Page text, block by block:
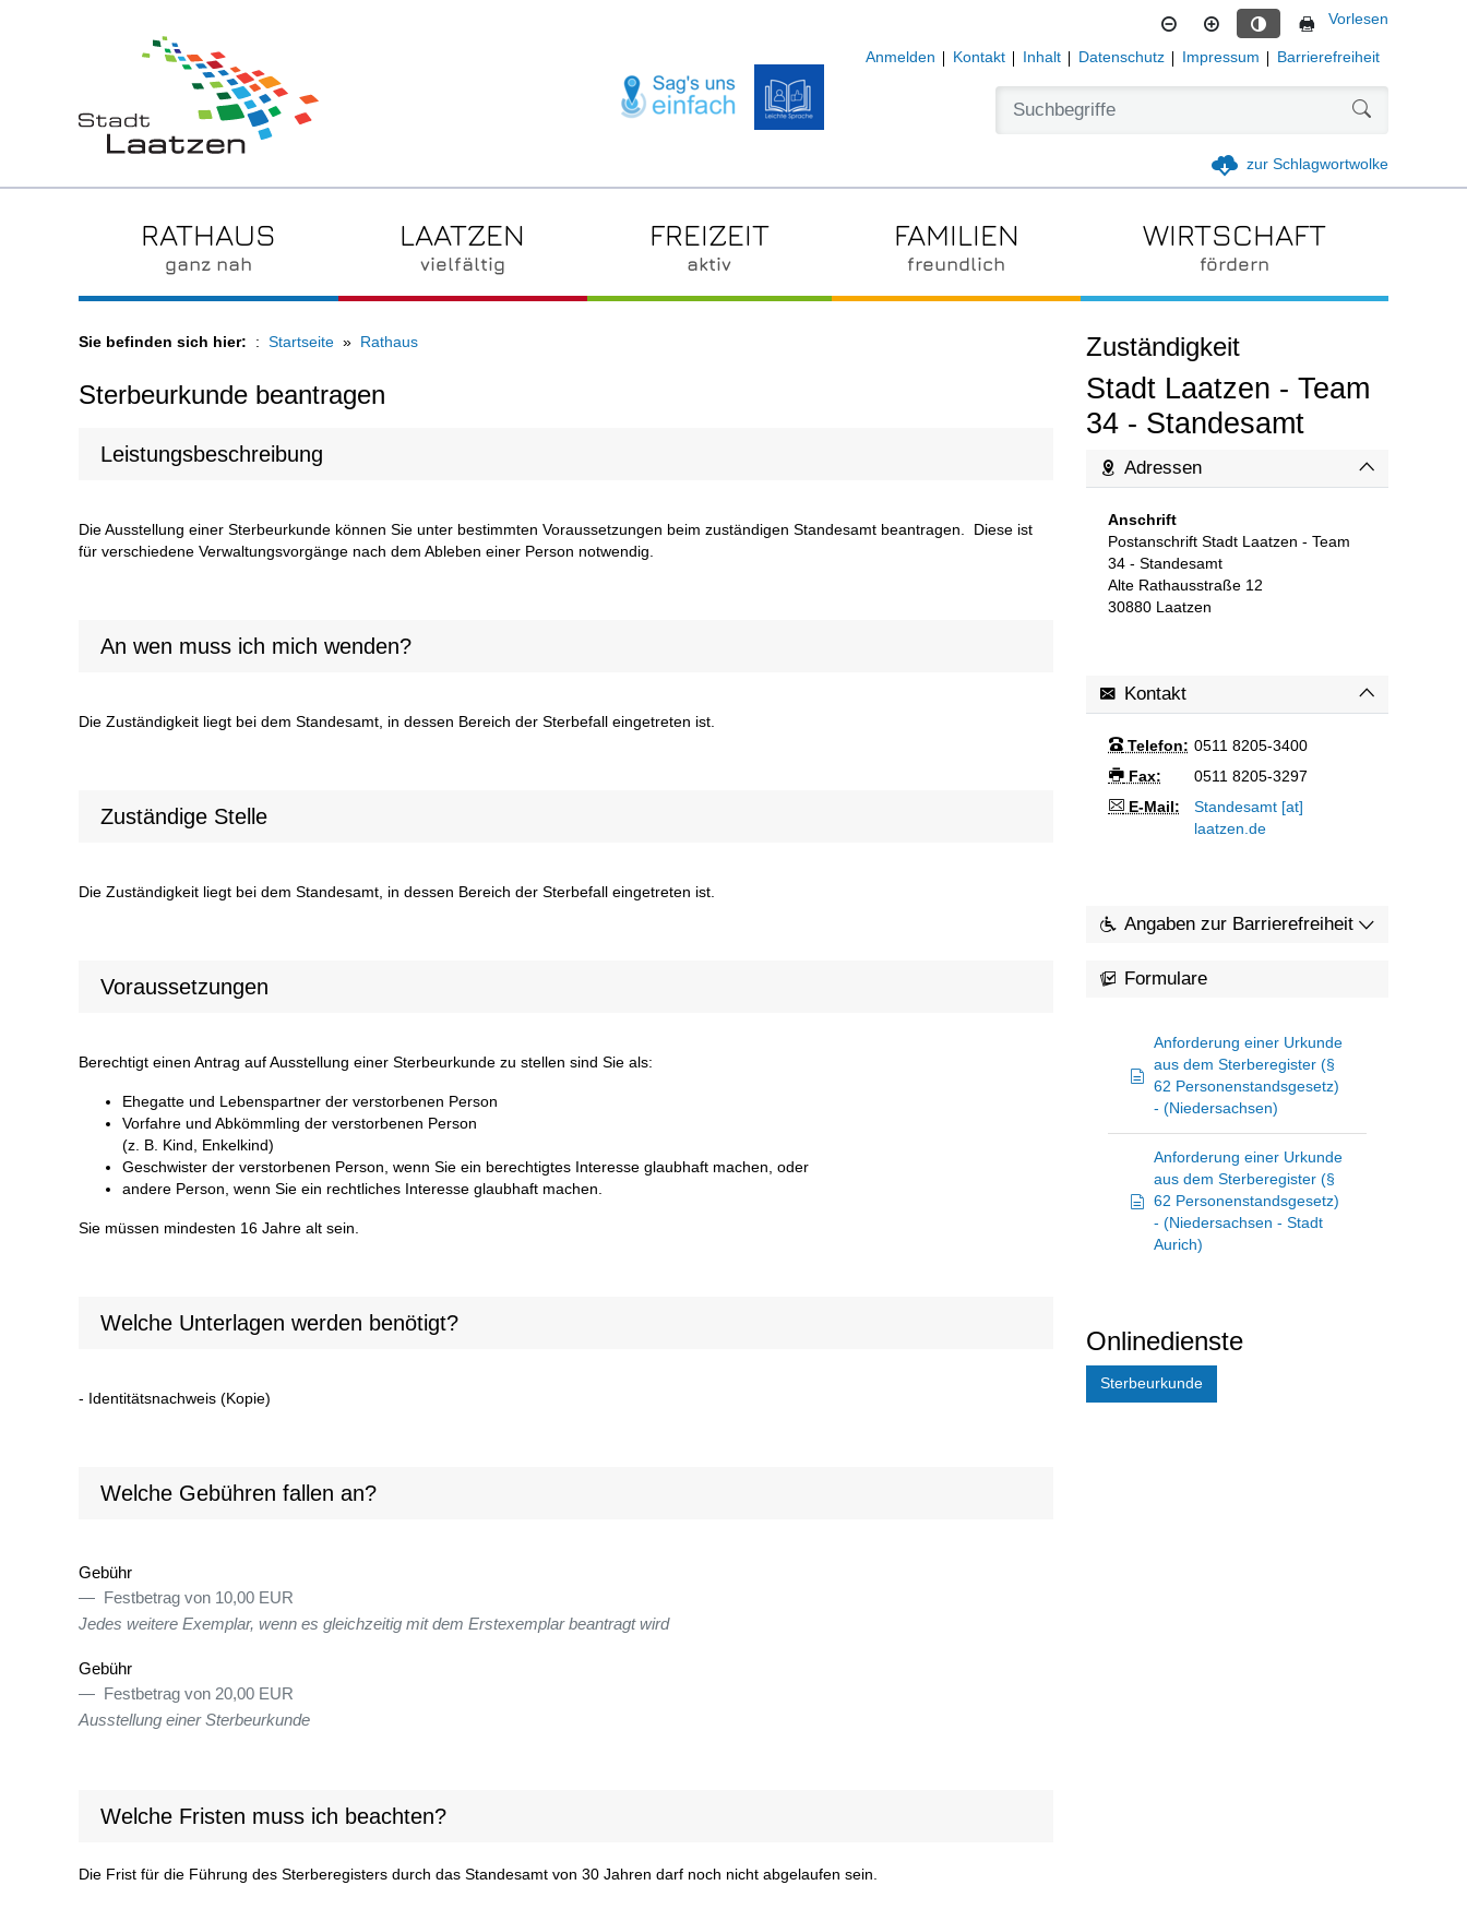
Kontrastmodus aktivieren
Vorlesen
Anmelden Kontakt Inhalt Datenschutz Impressum Barrierefreiheit
zur Schlagwortwolke
RATHAUS
ganz nah
LAATZEN
vielfältig
FREIZEIT
aktiv
FAMILIEN
freundlich
WIRTSCHAFT
fördern
Sie befinden sich hier: Startseite Rathaus
Sterbeurkunde beantragen
Leistungsbeschreibung
Die Ausstellung einer Sterbeurkunde können Sie unter bestimmten Voraussetzungen beim zuständigen Standesamt beantragen. Diese ist
für verschiedene Verwaltungsvorgänge nach dem Ableben einer Person notwendig.
An wen muss ich mich wenden?
Die Zuständigkeit liegt bei dem Standesamt, in dessen Bereich der Sterbefall eingetreten ist.
Zuständige Stelle
Die Zuständigkeit liegt bei dem Standesamt, in dessen Bereich der Sterbefall eingetreten ist.
Voraussetzungen
Berechtigt einen Antrag auf Ausstellung einer Sterbeurkunde zu stellen sind Sie als:
Ehegatte und Lebenspartner der verstorbenen Person
Vorfahre und Abkömmling der verstorbenen Person
(z. B. Kind, Enkelkind)
Geschwister der verstorbenen Person, wenn Sie ein berechtigtes Interesse glaubhaft machen, oder
andere Person, wenn Sie ein rechtliches Interesse glaubhaft machen.
Sie müssen mindesten 16 Jahre alt sein.
Welche Unterlagen werden benötigt?
- Identitätsnachweis (Kopie)
Welche Gebühren fallen an?
Gebühr
Festbetrag von 10,00 EUR
Jedes weitere Exemplar, wenn es gleichzeitig mit dem Erstexemplar beantragt wird
Gebühr
Festbetrag von 20,00 EUR
Ausstellung einer Sterbeurkunde
Welche Fristen muss ich beachten?
Die Frist für die Führung des Sterberegisters durch das Standesamt von 30 Jahren darf noch nicht abgelaufen sein.
Zuständigkeit
Stadt Laatzen - Team
34 - Standesamt
Adressen
Anschrift
Postanschrift Stadt Laatzen - Team
34 - Standesamt
Alte Rathausstraße 12
30880 Laatzen
Kontakt
Telefon: 0511 8205-3400
Fax:
0511 8205-3297
E-Mail:
Standesamt [at]
laatzen.de
Angaben zur Barrierefreiheit
Formulare
Anforderung einer Urkunde
aus dem Sterberegister (§
62 Personenstandsgesetz)
- (Niedersachsen)
Anforderung einer Urkunde
aus dem Sterberegister (§
62 Personenstandsgesetz)
- (Niedersachsen - Stadt
Aurich)
Onlinedienste
Sterbeurkunde